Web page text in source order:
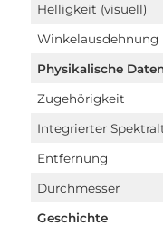
Helligkeit (visuell)
Winkelausdehnung
Physikalische
Zugehörigkeit
Integrierter
Entfernung
Durchmesser
Geschichte